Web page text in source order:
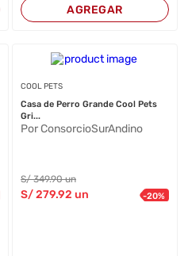
AGREGAR
COOL PETS
Casa de Perro Grande Cool Pets
Gri...
Por ConsorcioSurAndino
S/349.90 un
S/279.92 un -20%